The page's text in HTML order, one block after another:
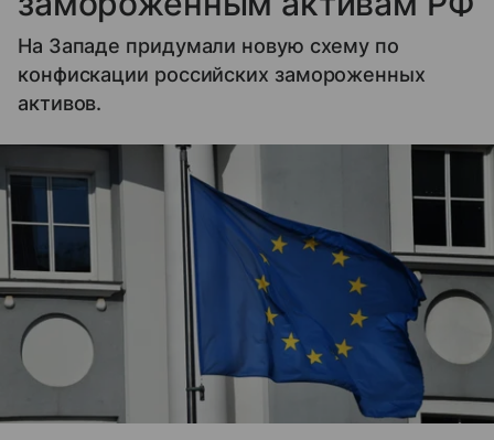
На Западе придумали новую схему по
конфискации российских замороженных
активов.